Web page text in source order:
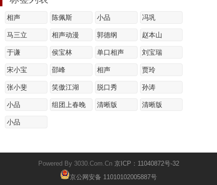
相声 陈佩斯 小品 冯巩
马三立 相声动漫 郭德纲 赵本山
于谦 侯宝林 单口相声 刘宝瑞
宋小宝 邵峰 相声 贾玲
张小斐 笑傲江湖 脱口秀 孙涛
小品 组团上春晚 清晰版 清晰版
小品
Powered By 3030.Com.Cn 京ICP：11040872号-32
京公网安备 11010102005887号